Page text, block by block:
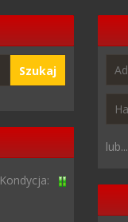
Szukaj
Kondycja:
lub...